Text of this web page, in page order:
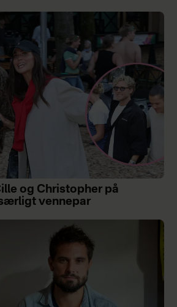
og Christopher på
vennepar